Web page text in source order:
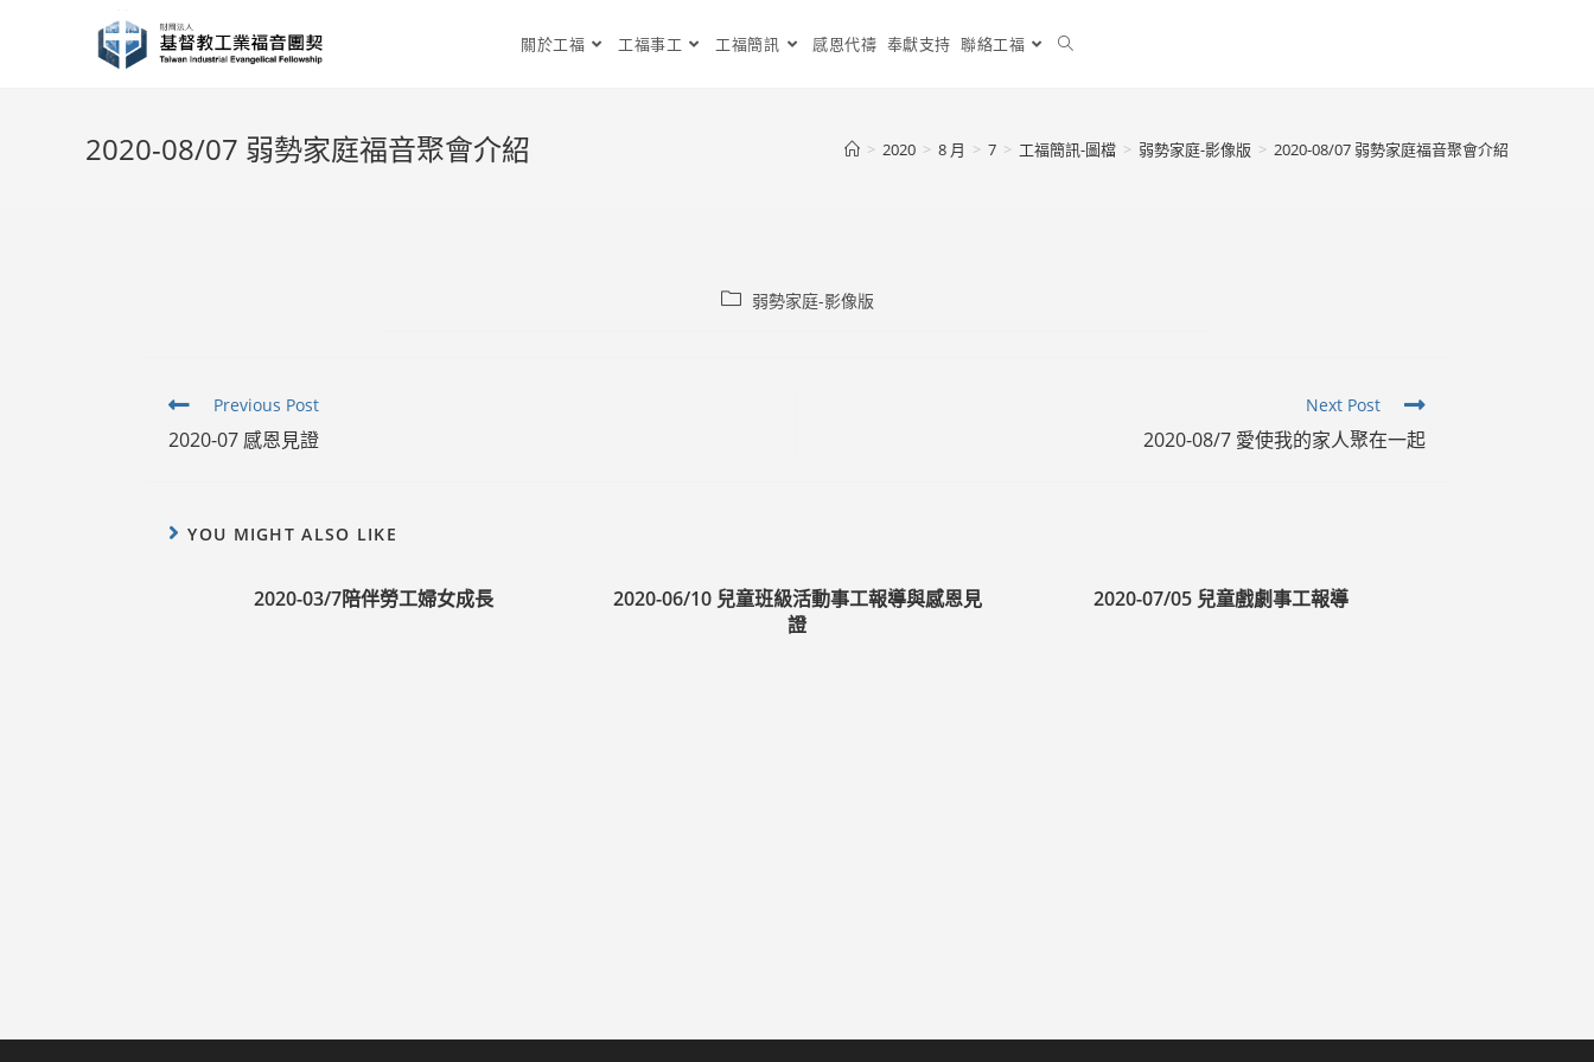
關於工福 工福事工 工福簡訊 感恩代禱 奉獻支持 聯絡工福
2020-08/07 弱勢家庭福音聚會介紹 > 2020 > 8 月 > 7 > 工福簡訊-圖檔 > 弱勢家庭-影像版 > 2020-08/07 弱勢家庭福音聚會介紹
Post 弱勢家庭-影像版
Read
articles
Previous Post
2020-07 感恩見證
Next Post
2020-08/7 愛使我的家人聚在一起
YOU MIGHT ALSO LIKE
2020-03/7陪伴勞工婦女成長
2020-06/10 兒童班級活動事工報導與感恩見
證
2020-07/05 兒童戲劇事工報導